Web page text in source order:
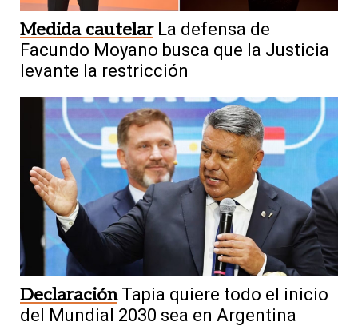
Medida cautelar La defensa de
Facundo Moyano busca que la Justicia
levante la restricción
Declaración Tapia quiere todo el inicio
del Mundial 2030 sea en Argentina